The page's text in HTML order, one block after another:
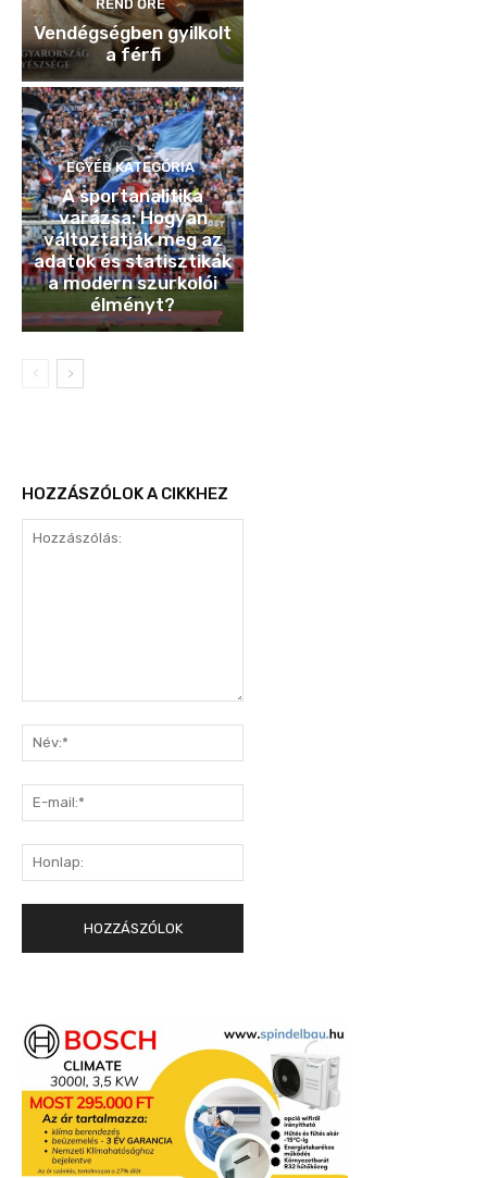
REND ŐRE
Vendégségben gyilkolt
a férfi
EGYÉB KATEGÓRIA
A sportanalitika
varázsa: Hogyan
változtatják meg az
adatok és statisztikák
a modern szurkolói
élményt?
HOZZÁSZÓLOK A CIKKHEZ
mail:*